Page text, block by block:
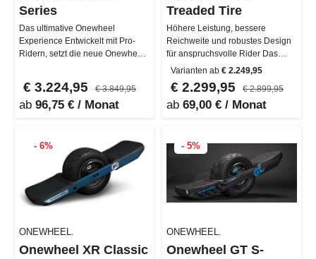
Series
Das ultimative Onewheel
Experience Entwickelt mit Pro-
Ridern, setzt die neue Onewheel
€ 3.224,95 € 3.849,95
ab 96,75 € / Monat
Treaded Tire
Höhere Leistung, bessere
Reichweite und robustes Design
für anspruchsvolle Rider Das
komplett neu gestaltete Onewheel
Varianten ab € 2.249,95
€ 2.299,95 € 2.899,95
ab 69,00 € / Monat
- 6%
ONEWHEEL.
Onewheel XR Classic
- 5%
ONEWHEEL.
Onewheel GT S-